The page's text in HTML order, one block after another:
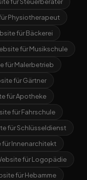
für Steuerberater
Physiotherapeut
für Bäckerei
für Musikschule
für Malerbetrieb
für Gärtner
für Apotheke
für Fahrschule
für Schlüsseldienst
für Innenarchitekt
für Logopädie
für Hebamme